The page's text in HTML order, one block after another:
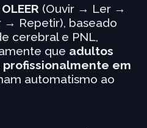
(Ouvir → Ler →
Repetir), baseado
cerebral e PNL,
que adultos
em
automatismo ao